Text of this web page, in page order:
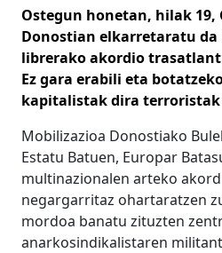
Ostegun honetan, hilak 19,
Donostian elkarretaratu
librerako akordio
Ez gara erabili eta
kapitalistak dira
Mobilizazioa Donostiako
Estatu Batuen, Europar
multinazionalen arteko
negargarritaz ohartaratzen
mordoa banatu zituzten
anarkosindikalistaren